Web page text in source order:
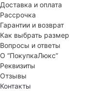
Доставка и оплата
Рассрочка
Гарантии и возврат
Как выбрать размер
Вопросы и ответы
О “ПокупкаЛюкс”
Реквизиты
Отзывы
Контакты